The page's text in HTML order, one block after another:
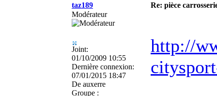
taz189
Re: pièce
Modérateur
Joint:
01/10/2009 10:55
Dernière connexion:
07/01/2015 18:47
De auxerre
Groupe :
http://